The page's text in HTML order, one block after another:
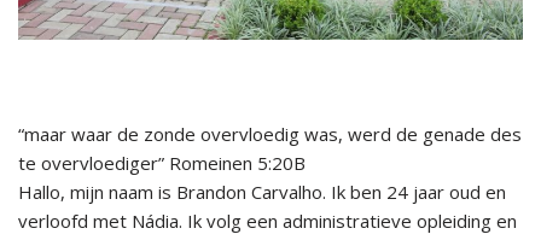
“maar waar de zonde overvloedig was, werd de genade des
te overvloediger” Romeinen 5:20B
Hallo, mijn naam is Brandon Carvalho. Ik ben 24 jaar oud en
verloofd met Nádia. Ik volg een administratieve opleiding en